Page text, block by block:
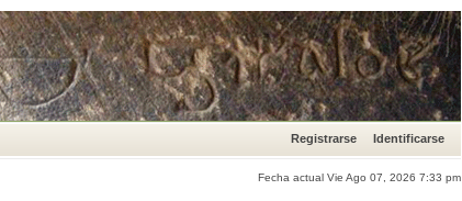
Registrarse Identificarse
Fecha actual Vie Ago 07, 2026 7:33 pm